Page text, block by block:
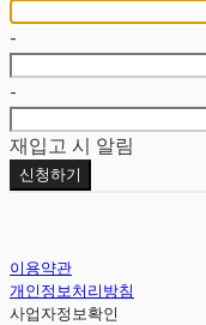
-
-
재입고 시 알림
신청하기
이용약관
개인정보처리방침
사업자정보확인